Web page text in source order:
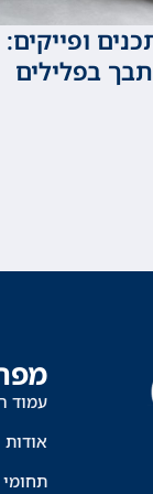
ופייקים:
בפלילים
עמוד
אודות